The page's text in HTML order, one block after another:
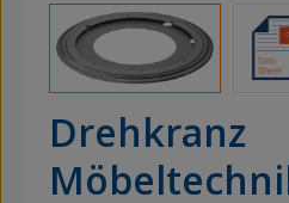
Drehkranz